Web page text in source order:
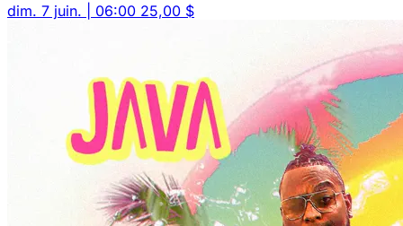
dim. 7 juin. | 06:00 25,00 $